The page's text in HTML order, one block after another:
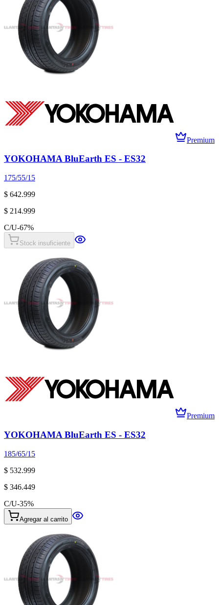
Premium
YOKOHAMA BluEarth ES - ES32
175/55/15
$ 642.999
$ 214.999
C/U-67%
Stock insuficiente
Premium
YOKOHAMA BluEarth ES - ES32
185/65/15
$ 532.999
$ 346.449
C/U-35%
Agregar al carrito